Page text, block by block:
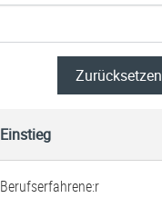
Zurücksetzen
Einstieg
Berufserfahrene:r